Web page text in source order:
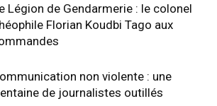
Légion de Gendarmerie : le colonel
Florian Koudbi Tago aux
non violente : une
de journalistes outillés